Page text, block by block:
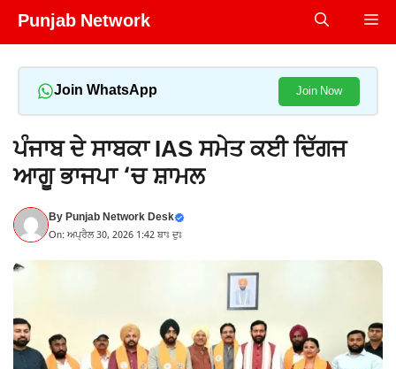
Skip
Punjab Network
Join WhatsApp Join Now
ਪੰਜਾਬ ਦੇ ਸਾਬਕਾ IAS ਸਮੇਤ ਕਈ ਦਿੱਗਜ
ਆਗੂ ਭਾਜਪਾ ‘ਚ ਸ਼ਾਮਲ
ByPunjab Network Desk
On: ਅਪ੍ਰੈਲ 30, 2026 1:42 ਬਾਃ ਦੁਃ